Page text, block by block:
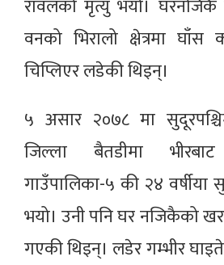
रावलको मृत्यु भयो।
वनको भिरालो क्षेत्रमा
चिप्लिएर लडेकी थिइन्।
५ असार २०७८ मा
जिल्ला बैतडीमा
गाउँपालिका-५ की २४ वर्षीया
भयो। उनी पनि घर नजिकैको
गएकी थिइन्। लडेर गम्भीर